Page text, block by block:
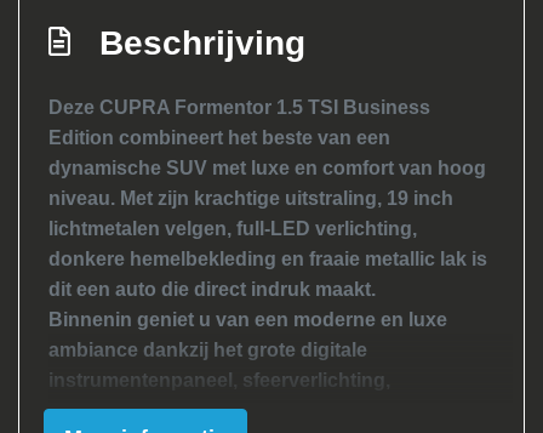
Hoofd airbag(s) achter
Keyless start
Led mistlampen
Multimedia scherm groot
Rijstrooksensor met correctie
Schakelpaddles
Beschrijving
Deze CUPRA Formentor 1.5 TSI Business
Edition combineert het beste van een
dynamische SUV met luxe en comfort van hoog
niveau. Met zijn krachtige uitstraling, 19 inch
lichtmetalen velgen, full-LED verlichting,
donkere hemelbekleding en fraaie metallic lak is
dit een auto die direct indruk maakt.
Binnenin geniet u van een moderne en luxe
ambiance dankzij het grote digitale
instrumentenpaneel, sfeerverlichting,
sportstoelen, een verwarmd stuurwiel én